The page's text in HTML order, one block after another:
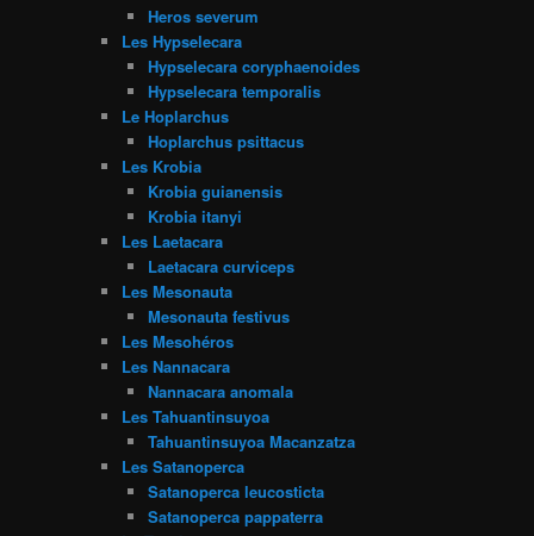
Heros severum
Les Hypselecara
Hypselecara coryphaenoides
Hypselecara temporalis
Le Hoplarchus
Hoplarchus psittacus
Les Krobia
Krobia guianensis
Krobia itanyi
Les Laetacara
Laetacara curviceps
Les Mesonauta
Mesonauta festivus
Les Mesohéros
Les Nannacara
Nannacara anomala
Les Tahuantinsuyoa
Tahuantinsuyoa Macanzatza
Les Satanoperca
Satanoperca leucosticta
Satanoperca pappaterra